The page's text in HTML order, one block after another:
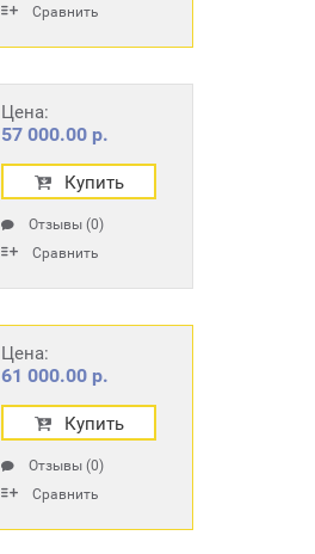
Сравнить
Цена:
57 000.00 р.
Купить
Отзывы (0)
Сравнить
Цена:
61 000.00 р.
Купить
Отзывы (0)
Сравнить